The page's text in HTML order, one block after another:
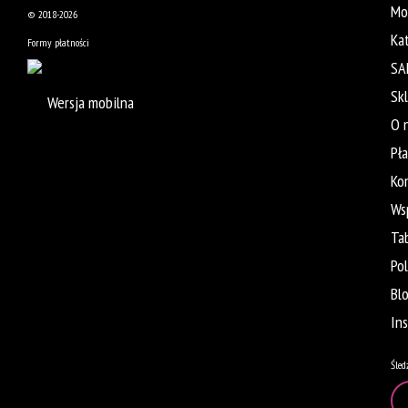
© 2018-2026
Formy płatności
Wersja mobilna
O